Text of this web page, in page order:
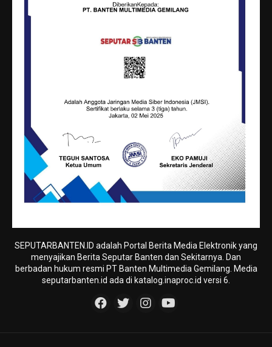
SEPUTARBANTEN.ID adalah Portal Berita Media Elektronik yang
menyajikan Berita Seputar Banten dan Sekitarnya. Dan
berbadan hukum resmi PT Banten Multimedia Gemilang. Media
seputarbanten.id ada di katalog.inaproc.id versi 6.